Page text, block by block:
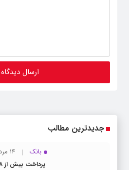
جدیدترین مطالب
بانک
14 مرداد 1405